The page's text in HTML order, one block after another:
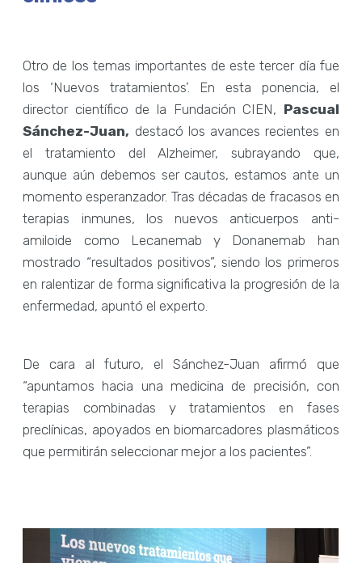
Otro de los temas importantes de este tercer día fue
los ‘Nuevos tratamientos’. En esta ponencia, el
director científico de la Fundación CIEN, Pascual
Sánchez-Juan, destacó los avances recientes en
el tratamiento del Alzheimer, subrayando que,
aunque aún debemos ser cautos, estamos ante un
momento esperanzador. Tras décadas de fracasos en
terapias inmunes, los nuevos anticuerpos anti-
amiloide como Lecanemab y Donanemab han
mostrado “resultados positivos”, siendo los primeros
en ralentizar de forma significativa la progresión de la
enfermedad, apuntó el experto.
De cara al futuro, el Sánchez-Juan afirmó que
“apuntamos hacia una medicina de precisión, con
terapias combinadas y tratamientos en fases
preclínicas, apoyados en biomarcadores plasmáticos
que permitirán seleccionar mejor a los pacientes”.